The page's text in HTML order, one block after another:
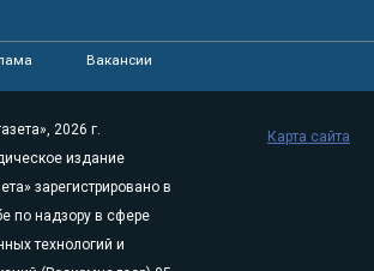
Вакансии
2026 г.
издание
зарегистрировано в
по надзору в сфере
технологий и
Карта сайта